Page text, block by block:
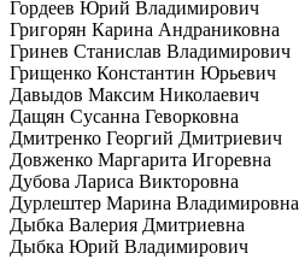
Гордеев Юрий Владимирович
Григорян Карина Андраниковна
Гринев Станислав Владимирович
Грищенко Константин Юрьевич
Давыдов Максим Николаевич
Дащян Сусанна Геворковна
Дмитренко Георгий Дмитриевич
Довженко Маргарита Игоревна
Дубова Лариса Викторовна
Дурлештер Марина Владимировна
Дыбка Валерия Дмитриевна
Дыбка Юрий Владимирович